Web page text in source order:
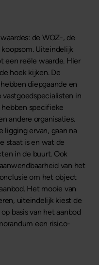
de WOZ-, de
Uiteindelijk
een reële waarde. Hier
hoek kijken. De
diepgaande en
vastgoedspecialisten in
specifieke
andere organisaties.
ervan, gaan na
staat is en wat de
in de buurt. Ook
van het
om het object
Het mooie van
uiteindelijk kiest de
basis van het aanbod
een risico-